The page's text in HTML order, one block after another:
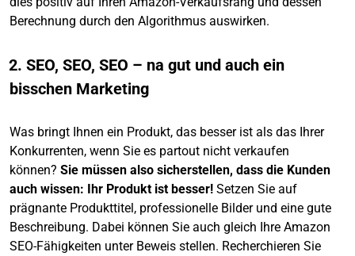
Berechnung durch den Algorithmus auswirken.
2. SEO, SEO, SEO – na gut und auch ein
bisschen Marketing
Was bringt Ihnen ein Produkt, das besser ist als das Ihrer
Konkurrenten, wenn Sie es partout nicht verkaufen
können? Sie müssen also sicherstellen, dass die Kunden
auch wissen: Ihr Produkt ist besser! Setzen Sie auf
prägnante Produkttitel, professionelle Bilder und eine gute
Beschreibung. Dabei können Sie auch gleich Ihre Amazon
SEO-Fähigkeiten unter Beweis stellen. Recherchieren Sie